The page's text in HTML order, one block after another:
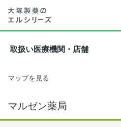
取扱い医療機関・店舗
マップを見る
マルゼン薬局